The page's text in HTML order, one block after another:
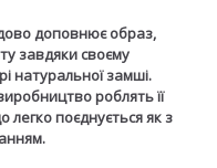
доповнює образ,
завдяки своєму
натуральної замші.
роблять її
поєднується як з